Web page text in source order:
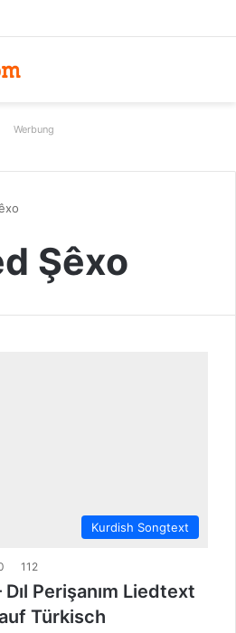
Werbung
Şêxo
Kurdish Songtext
112
Perişanım Liedtext
Türkisch